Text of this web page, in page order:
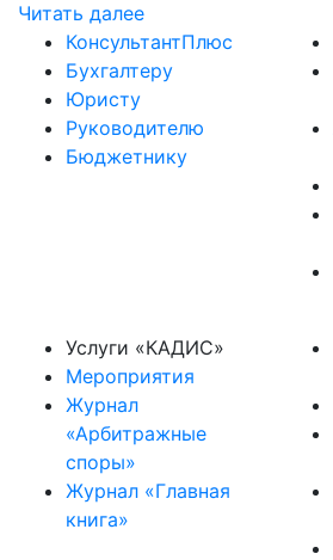
Читать далее
КонсультантПлюс
Бухгалтеру
Юристу
Руководителю
Бюджетнику
Услуги «КАДИС»
Мероприятия
Журнал
«Арбитражные
споры»
Журнал «Главная
книга»